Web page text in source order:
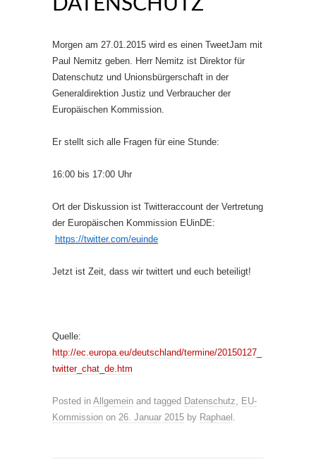
DATENSCHUTZ
Morgen am 27.01.2015 wird es einen TweetJam mit
Paul Nemitz geben. Herr Nemitz ist Direktor für
Datenschutz und Unionsbürgerschaft in der
Generaldirektion Justiz und Verbraucher der
Europäischen Kommission.
Er stellt sich alle Fragen für eine Stunde:
16:00 bis 17:00 Uhr
Ort der Diskussion ist Twitteraccount der Vertretung
der Europäischen Kommission EUinDE:
https://twitter.com/euinde
Jetzt ist Zeit, dass wir twittert und euch beteiligt!
Quelle:
http://ec.europa.eu/deutschland/termine/20150127_
twitter_chat_de.htm
Posted in Allgemein and tagged Datenschutz, EU-
Kommission on 26. Januar 2015 by Raphael .